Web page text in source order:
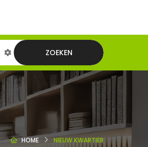
ZOEKEN
HOME NIEUW KWARTIER